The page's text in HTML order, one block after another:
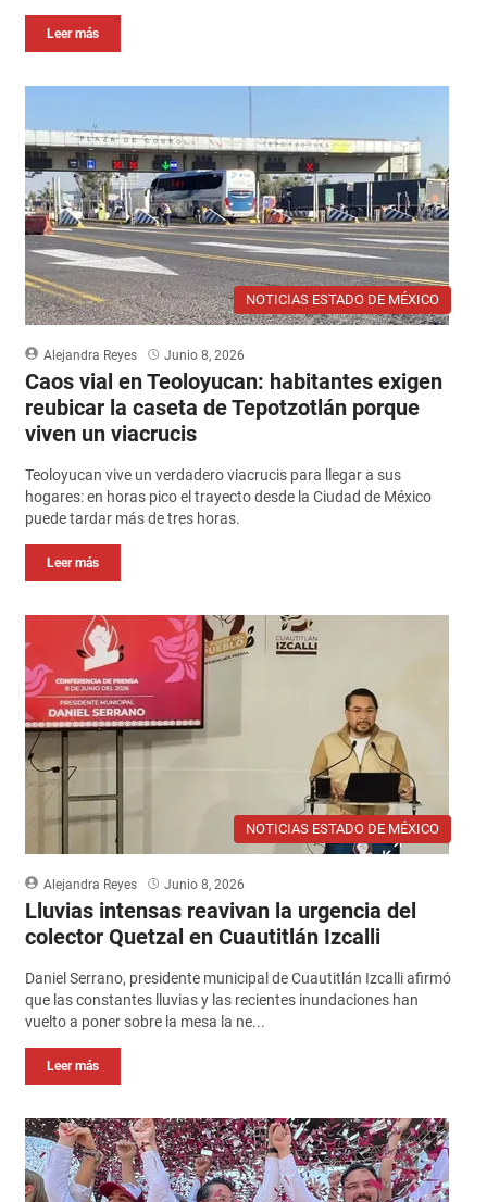
Leer más
NOTICIAS ESTADO DE MÉXICO
Alejandra Reyes Junio 8, 2026
Caos vial en Teoloyucan: habitantes exigen
reubicar la caseta de Tepotzotlán porque
viven un viacrucis
Teoloyucan vive un verdadero viacrucis para llegar a sus
hogares: en horas pico el trayecto desde la Ciudad de México
puede tardar más de tres horas.
Leer más
NOTICIAS ESTADO DE MÉXICO
Alejandra Reyes Junio 8, 2026
Lluvias intensas reavivan la urgencia del
colector Quetzal en Cuautitlán Izcalli
Daniel Serrano, presidente municipal de Cuautitlán Izcalli afirmó
que las constantes lluvias y las recientes inundaciones han
vuelto a poner sobre la mesa la ne...
Leer más